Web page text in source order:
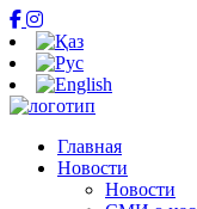
Главная
Новости
Новости